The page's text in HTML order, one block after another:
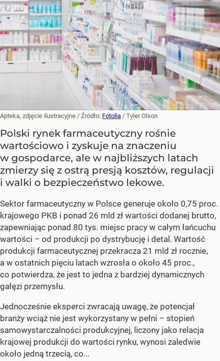
Apteka, zdjęcie ilustracyjne / Źródło: Fotolia / Tyler Olson
Polski rynek farmaceutyczny rośnie
wartościowo i zyskuje na znaczeniu
w gospodarce, ale w najbliższych latach
zmierzy się z ostrą presją kosztów, regulacji
i walki o bezpieczeństwo lekowe.
Sektor farmaceutyczny w Polsce generuje około 0,75 proc.
krajowego PKB i ponad 26 mld zł wartości dodanej brutto,
zapewniając ponad 80 tys. miejsc pracy w całym łańcuchu
wartości – od produkcji po dystrybucję i detal. Wartość
produkcji farmaceutycznej przekracza 21 mld zł rocznie,
a w ostatnich pięciu latach wzrosła o około 45 proc.,
co potwierdza, że jest to jedna z bardziej dynamicznych
gałęzi przemysłu.
Jednocześnie eksperci zwracają uwagę, że potencjał
branży wciąż nie jest wykorzystany w pełni – stopień
samowystarczalności produkcyjnej, liczony jako relacja
krajowej produkcji do wartości rynku, wynosi zaledwie
około jedną trzecią, co...